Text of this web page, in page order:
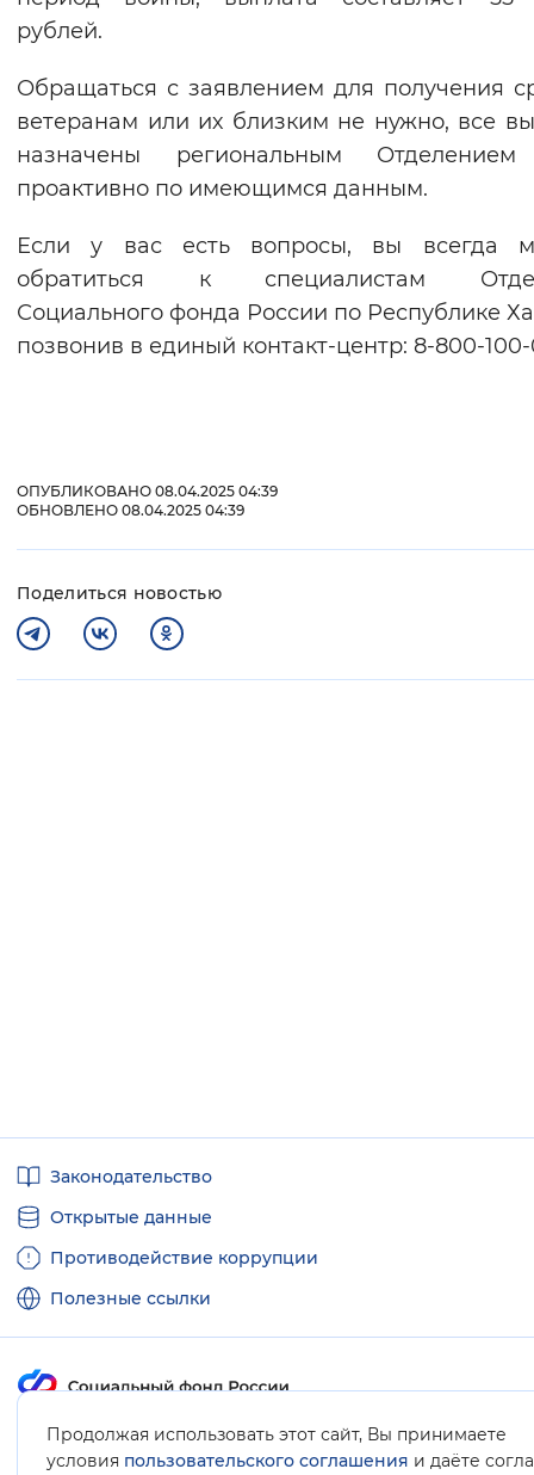
рублей.
Обращаться с заявлением для получения
ветеранам или их близким не нужно, все
назначены региональным
проактивно по имеющимся данным.
Если у вас есть вопросы, вы всегда
обратиться к специалистам
Социального фонда России по Республике
позвонив в единый контакт-центр: 8-800-100-
ОПУБЛИКОВАНО 08.04.2025 04:39
ОБНОВЛЕНО 08.04.2025 04:39
Поделиться новостью
Продолжая использовать этот сайт, Вы принимаете
условия пользовательского соглашения и даёте
ссылкиЗаконодательство
Открытые данные
Противодействие коррупции
Полезные ссылки
Карта сайта